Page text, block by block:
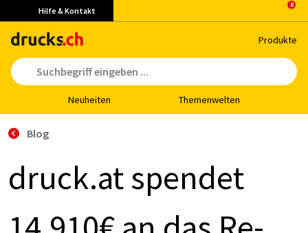
Hilfe & Kontakt
Pro­duk­te
Neu­hei­ten The­men­wel­ten
Blog
druck.at spen­det